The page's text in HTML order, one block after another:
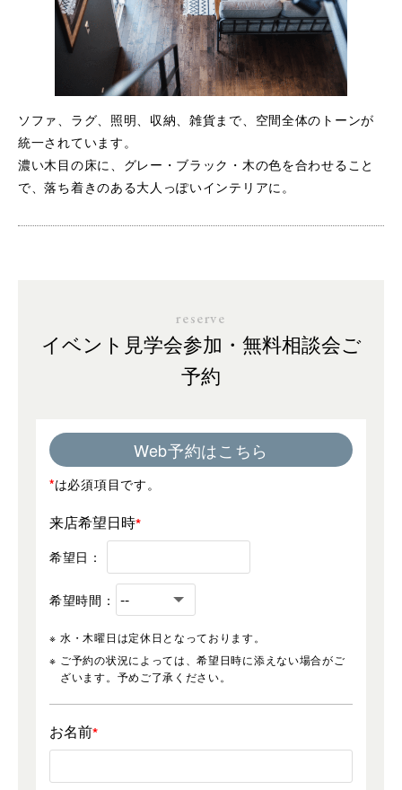
ソファ、ラグ、照明、収納、雑貨まで、空間全体のトーンが
統一されています。
濃い木目の床に、グレー・ブラック・木の色を合わせること
で、落ち着きのある大人っぽいインテリアに。
reserve
イベント見学会参加・無料相談会ご
予約
Web予約はこちら
*は必須項目です。
来店希望日時
希望日：
希望時間：
水・木曜日は定休日となっております。
ご予約の状況によっては、希望日時に添えない場合がご
ざいます。予めご了承ください。
お名前